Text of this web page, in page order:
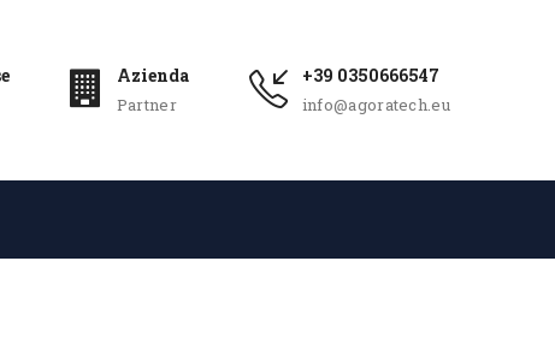
Azienda
Partner
+39 0350666547
info@agoratech.eu